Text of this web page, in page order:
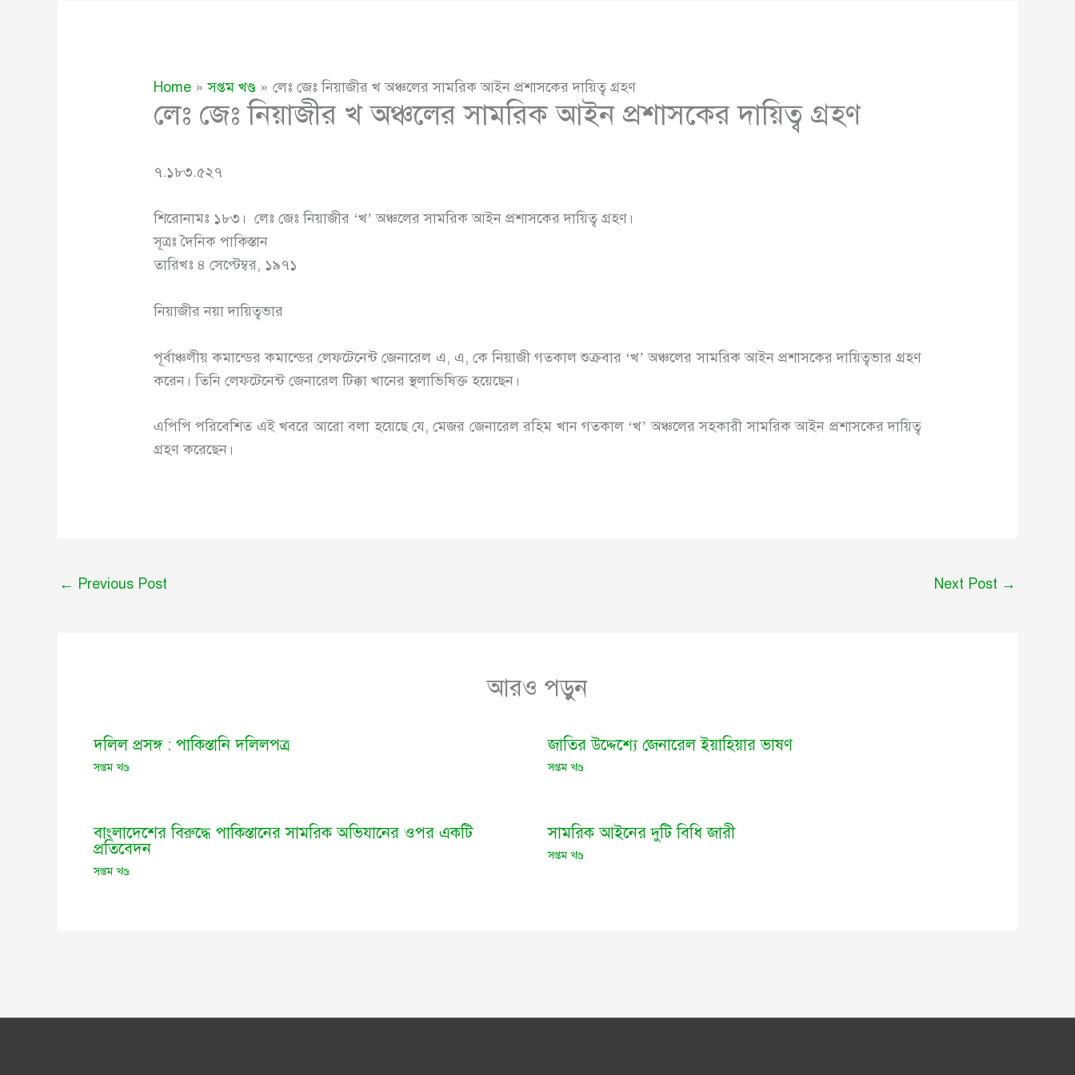
Home সপ্তম খণ্ড লেঃ জেঃ নিয়াজীর খ অঞ্চলের সামরিক আইন প্রশাসকের দায়িত্ব গ্রহণ
লেঃ জেঃ নিয়াজীর খ অঞ্চলের সামরিক আইন প্রশাসকের দায়িত্ব গ্রহণ
৭.১৮৩.৫২৭
শিরোনামঃ ১৮৩। লেঃ জেঃ নিয়াজীর ‘খ’ অঞ্চলের সামরিক আইন প্রশাসকের দায়িত্ব গ্রহণ।
সূত্রঃ দৈনিক পাকিস্তান
তারিখঃ ৪ সেপ্টেম্বর, ১৯৭১
নিয়াজীর নয়া দায়িত্বভার
পূর্বাঞ্চলীয় কমান্ডের কমান্ডের লেফটেনেন্ট জেনারেল এ, এ, কে নিয়াজী গতকাল শুক্রবার ‘খ’ অঞ্চলের সামরিক আইন প্রশাসকের দায়িত্বভার গ্রহণ
করেন। তিনি লেফটেনেন্ট জেনারেল টিক্কা খানের স্থলাভিষিক্ত হয়েছেন।
এপিপি পরিবেশিত এই খবরে আরো বলা হয়েছে যে, মেজর জেনারেল রহিম খান গতকাল ‘খ’ অঞ্চলের সহকারী সামরিক আইন প্রশাসকের দায়িত্ব
গ্রহণ করেছেন।
← Previous Post Next Post →
আরও পড়ুন
দলিল প্রসঙ্গ : পাকিস্তানি দলিলপত্র
সপ্তম খণ্ড
জাতির উদ্দেশ্যে জেনারেল ইয়াহিয়ার ভাষণ
সপ্তম খণ্ড
বাংলাদেশের বিরুদ্ধে পাকিস্তানের সামরিক অভিযানের ওপর একটি
প্রতিবেদন
সপ্তম খণ্ড
সামরিক আইনের দুটি বিধি জারী
সপ্তম খণ্ড